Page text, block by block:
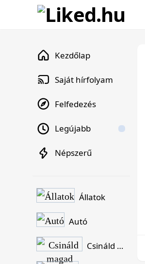
Kezdőlap
Saját hírfolyam
Felfedezés
Legújabb
Népszerű
Állatok
Autó
Csináld magad